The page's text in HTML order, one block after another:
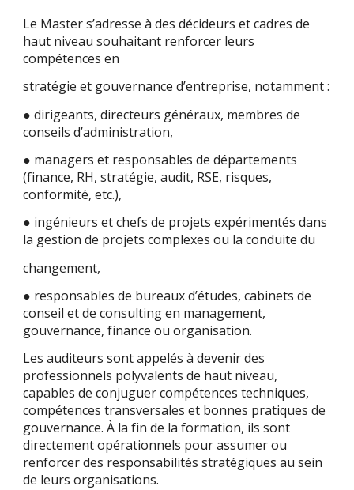
Le Master s’adresse à des décideurs et cadres de
haut niveau souhaitant renforcer leurs
compétences en
stratégie et gouvernance d’entreprise, notamment :
● dirigeants, directeurs généraux, membres de
conseils d’administration,
● managers et responsables de départements
(finance, RH, stratégie, audit, RSE, risques,
conformité, etc.),
● ingénieurs et chefs de projets expérimentés dans
la gestion de projets complexes ou la conduite du
changement,
● responsables de bureaux d’études, cabinets de
conseil et de consulting en management,
gouvernance, finance ou organisation.
Les auditeurs sont appelés à devenir des
professionnels polyvalents de haut niveau,
capables de conjuguer compétences techniques,
compétences transversales et bonnes pratiques de
gouvernance. À la fin de la formation, ils sont
directement opérationnels pour assumer ou
renforcer des responsabilités stratégiques au sein
de leurs organisations.